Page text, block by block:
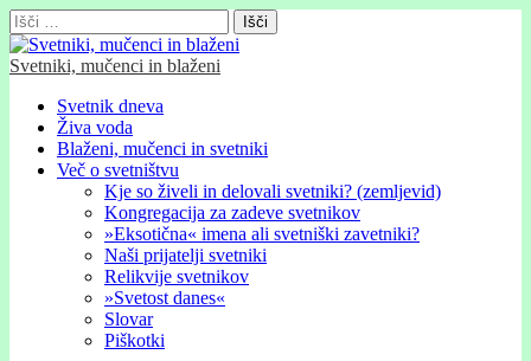
Išči:
Svetniki, mučenci in blaženi
Glavni
meni
Skip
content
Svetnik dneva
Živa voda
Blaženi, mučenci in svetniki
Več o svetništvu
Kje so živeli in delovali svetniki? (zemljevid)
Kongregacija za zadeve svetnikov
»Eksotična« imena ali svetniški zavetniki?
Naši prijatelji svetniki
Relikvije svetnikov
»Svetost danes«
Slovar
Piškotki